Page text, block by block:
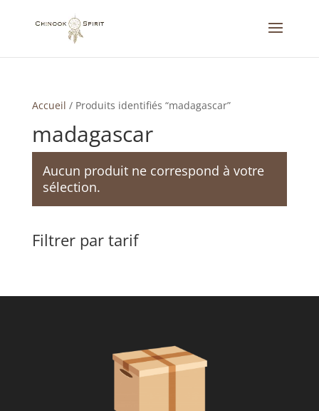
Accueil / Produits identifiés “madagascar”
madagascar
Aucun produit ne correspond à votre
sélection.
Filtrer par tarif